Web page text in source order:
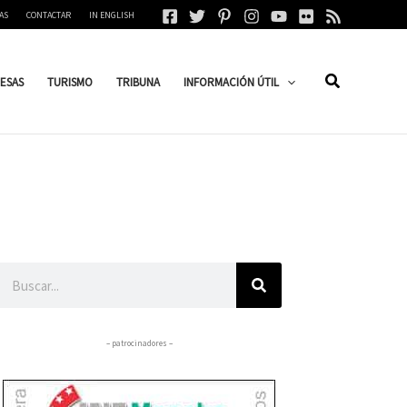
CONTACTAR IN ENGLISH
TURISMO TRIBUNA INFORMACIÓN ÚTIL
– patrocinadores –